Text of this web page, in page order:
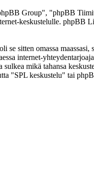
Group", "phpBB
keskustelulle. phpBB
se sitten omassa
internet-
mikä tahansa
"SPL keskustelu" tai